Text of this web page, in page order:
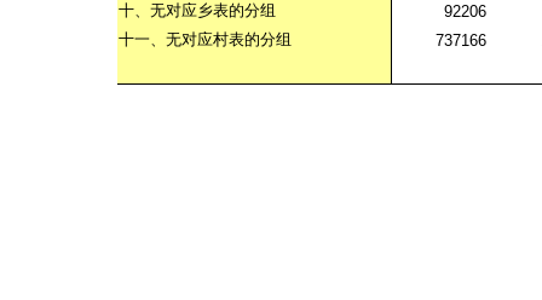
十、无对应乡表的分组
92206
十一、无对应村表的分组
737166